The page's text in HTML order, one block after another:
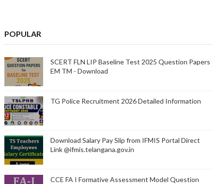
POPULAR
SCERT FLN LIP Baseline Test 2025 Question Papers
EM TM - Download
TG Police Recruitment 2026 Detailed Information
Download Salary Pay Slip from IFMIS Portal Direct
Link @ifmis.telangana.gov.in
CCE FA I Formative Assessment Model Question